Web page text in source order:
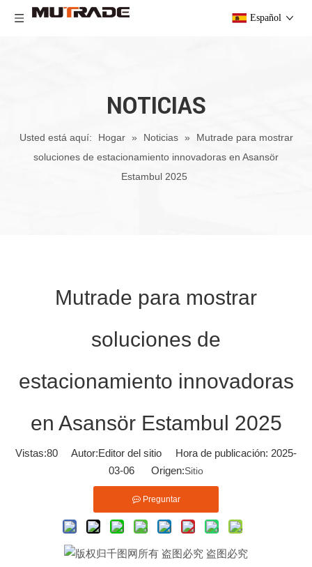
Español
NOTICIAS
Usted está aquí: Hogar » Noticias »
Mutrade para mostrar
soluciones de estacionamiento innovadoras en Asansör
Estambul 2025
Mutrade para mostrar
soluciones de
estacionamiento innovadoras
en Asansör Estambul 2025
Vistas:80 Autor:Editor del sitio Hora de publicación: 2025-
03-06 Origen:Sitio
Preguntar